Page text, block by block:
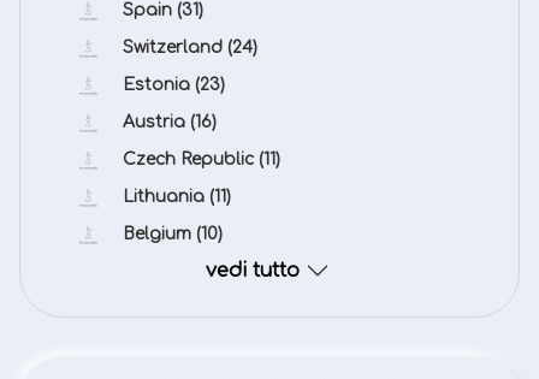
Spain (31)
Switzerland (24)
Estonia (23)
Austria (16)
Czech Republic (11)
Lithuania (11)
Belgium (10)
vedi tutto